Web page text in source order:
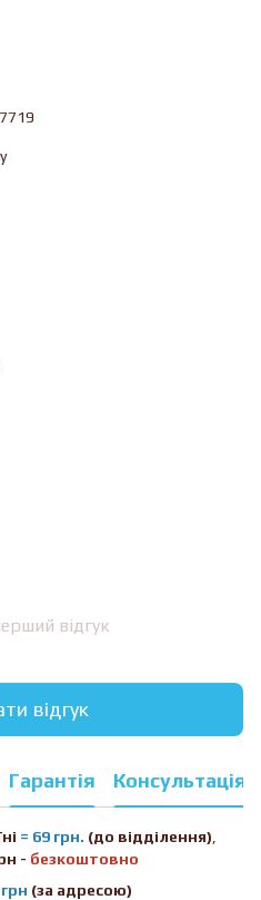
відгук
відгук
Гарантія Консультація
= 69 грн. (до відділення)
- безкоштовно
(за адресою)